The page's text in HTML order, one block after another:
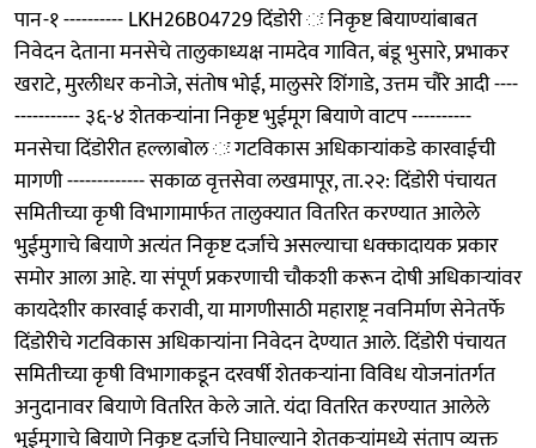
पान-१ ---------- LKH26B04729 दिंडोरी ः निकृष्ट बियाण्यांबाबत
निवेदन देताना मनसेचे तालुकाध्यक्ष नामदेव गावित, बंडू भुसारे, प्रभाकर
खराटे, मुरलीधर कनोजे, संतोष भोई, मालुसरे शिंगाडे, उत्तम चौरे आदी ----
----------- ३६-४ शेतकऱ्यांना निकृष्ट भुईमूग बियाणे वाटप ----------
मनसेचा दिंडोरीत हल्लाबोल ः गटविकास अधिकाऱ्यांकडे कारवाईची
मागणी ------------- सकाळ वृत्तसेवा लखमापूर, ता.२२: दिंडोरी पंचायत
समितीच्या कृषी विभागामार्फत तालुक्यात वितरित करण्यात आलेले
भुईमुगाचे बियाणे अत्यंत निकृष्ट दर्जाचे असल्याचा धक्कादायक प्रकार
समोर आला आहे. या संपूर्ण प्रकरणाची चौकशी करून दोषी अधिकाऱ्यांवर
कायदेशीर कारवाई करावी, या मागणीसाठी महाराष्ट्र नवनिर्माण सेनेतर्फे
दिंडोरीचे गटविकास अधिकाऱ्यांना निवेदन देण्यात आले. दिंडोरी पंचायत
समितीच्या कृषी विभागाकडून दरवर्षी शेतकऱ्यांना विविध योजनांतर्गत
अनुदानावर बियाणे वितरित केले जाते. यंदा वितरित करण्यात आलेले
भुईमुगाचे बियाणे निकृष्ट दर्जाचे निघाल्याने शेतकऱ्यांमध्ये संताप व्यक्त